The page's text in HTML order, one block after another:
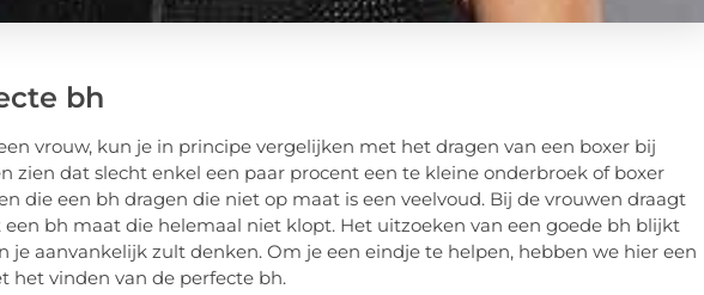
bh
vrouw, kun je in principe vergelijken met het dragen van een boxer bij
zien dat slecht enkel een paar procent een te kleine onderbroek of boxer
die een bh dragen die niet op maat is een veelvoud. Bij de vrouwen draagt
bh maat die helemaal niet klopt. Het uitzoeken van een goede bh blijkt
je aanvankelijk zult denken. Om je een eindje te helpen, hebben we hier een
het vinden van de perfecte bh.